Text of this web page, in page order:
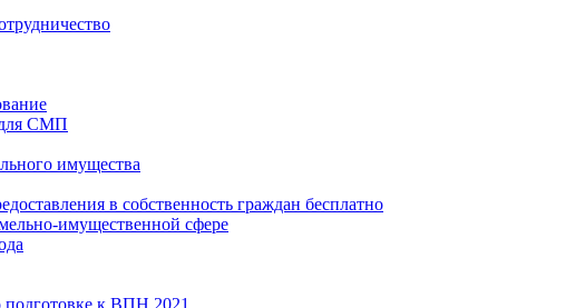
для СМП
имущества
в собственность граждан бесплатно
имущественной сфере
к ВПН 2021